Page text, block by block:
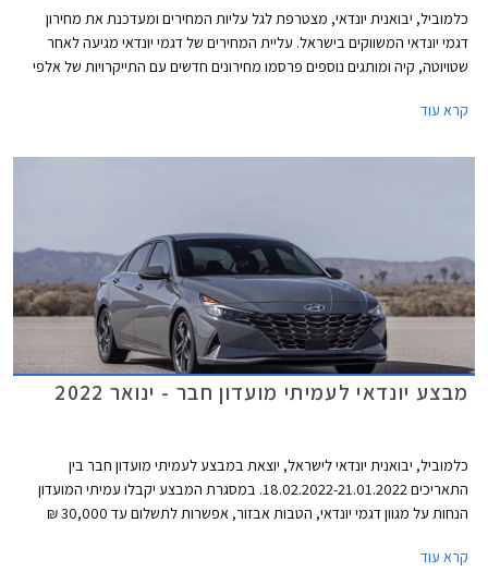
כלמוביל, יבואנית יונדאי, מצטרפת לגל עליות המחירים ומעדכנת את מחירון
דגמי יונדאי המשווקים בישראל. עליית המחירים של דגמי יונדאי מגיעה לאחר
שטויוטה, קיה ומותגים נוספים פרסמו מחירונים חדשים עם התייקרויות של אלפי
קרא עוד
מבצע יונדאי לעמיתי מועדון חבר - ינואר 2022
כלמוביל, יבואנית יונדאי לישראל, יוצאת במבצע לעמיתי מועדון חבר בין
התאריכים 18.02.2022-21.01.2022. במסגרת המבצע יקבלו עמיתי המועדון
הנחות על מגוון דגמי יונדאי, הטבות אבזור, אפשרות לתשלום עד 30,000 ₪
ריבית אטרקטיביים. בנוסף תוצע הלוואה בתנאים מועדפים במסגרת תכנית
קרא עוד